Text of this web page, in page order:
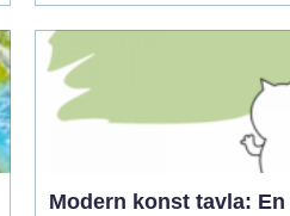
Modern konst tavla: En